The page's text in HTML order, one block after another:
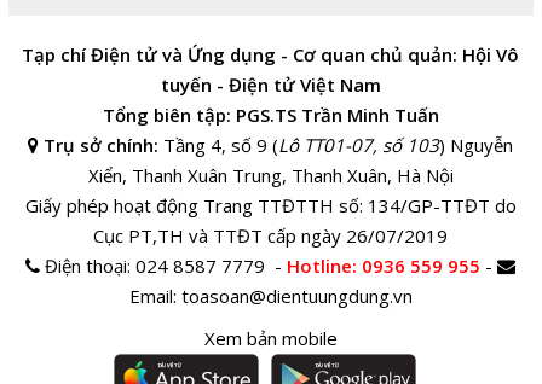
Tạp chí Điện tử và Ứng dụng - Cơ quan chủ quản: Hội Vô
tuyến - Điện tử Việt Nam
Tổng biên tập: PGS.TS Trần Minh Tuấn
Trụ sở chính: Tầng 4, số 9 (Lô TT01-07, số 103) Nguyễn
Xiển, Thanh Xuân Trung, Thanh Xuân, Hà Nội
Giấy phép hoạt động Trang TTĐTTH số: 134/GP-TTĐT do
Cục PT,TH và TTĐT cấp ngày 26/07/2019
Điện thoại:024 8587 7779 - Hotline: 0936 559 955 -
Email: toasoan@dientuungdung.vn
Xem bản mobile